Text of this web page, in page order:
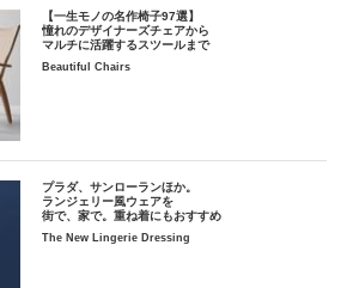
【一生モノの名作椅子97選】
憧れのデザイナーズチェアから
マルチに活躍するスツールまで
Beautiful Chairs
プラダ、サンローランほか。
ランジェリー風ウェアを
街で、家で。重ね着にもおすすめ
The New Lingerie Dressing